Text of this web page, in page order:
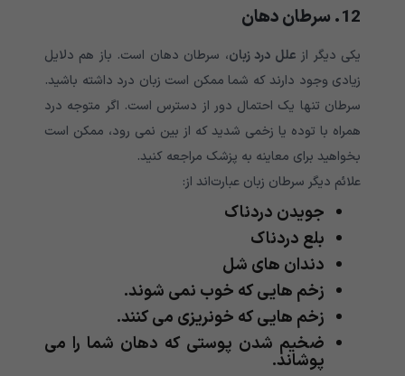
12. سرطان دهان
یکی دیگر از علل درد زبان، سرطان دهان است. باز هم دلایل
زیادی وجود دارند که شما ممکن است زبان درد داشته باشید.
سرطان تنها یک احتمال دور از دسترس است. اگر متوجه درد
همراه با توده یا زخمی شدید که از بین نمی رود، ممکن است
بخواهید برای معاینه به پزشک مراجعه کنید.
علائم دیگر سرطان زبان عبارت‌اند از:
جویدن دردناک
بلع دردناک
دندان های شل
زخم هایی که خوب نمی شوند.
زخم هایی که خونریزی می کنند.
ضخیم شدن پوستی که دهان شما را می
پوشاند.